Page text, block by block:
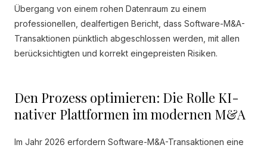
Übergang von einem rohen Datenraum zu einem
professionellen, dealfertigen Bericht, dass Software-M&A-
Transaktionen pünktlich abgeschlossen werden, mit allen
berücksichtigten und korrekt eingepreisten Risiken.
Den Prozess optimieren: Die Rolle KI-
nativer Plattformen im modernen M&A
Im Jahr 2026 erfordern Software-M&A-Transaktionen eine